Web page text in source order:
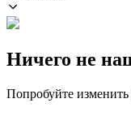
Ничего не
Попробуйте